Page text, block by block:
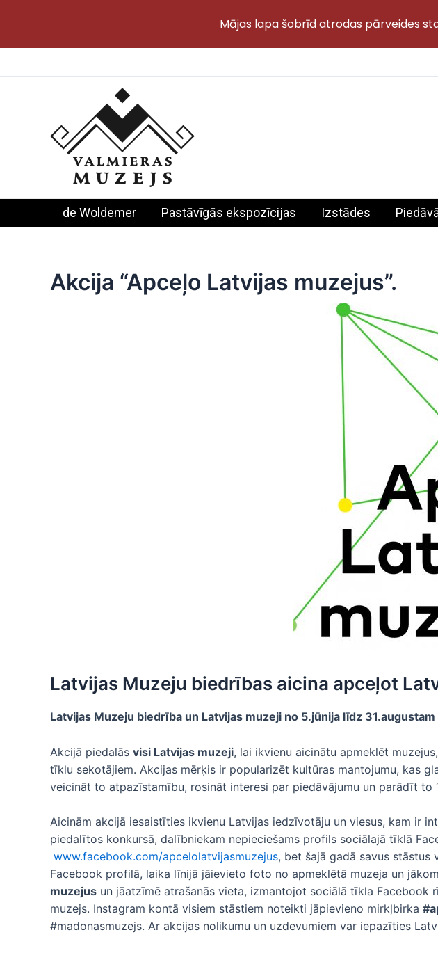
to
de Woldemer Pastāvīgās ekspozīcijas Izstādes
Akcija “Apceļo Latvijas muzejus”.
Latvijas Muzeju biedrības aicina apceļot
Latvijas Muzeju biedrība un Latvijas muzeji no 5.jūnija līdz
Akcijā piedalās visi Latvijas muzeji, lai ikvienu aicinātu apmeklēt
tīklu sekotājiem. Akcijas mērķis ir popularizēt kultūras mantojumu, kas
veicināt to atpazīstamību, rosināt interesi par piedāvājumu un parādīt to
Aicinām akcijā iesaistīties ikvienu Latvijas iedzīvotāju un viesus, kam ir
piedalītos konkursā, dalībniekam nepieciešams profils sociālajā tīklā
www.facebook.com/apcelolatvijasmuzejus, bet šajā gadā savus stāstus
Facebook profilā, laika līnijā jāievieto foto no apmeklētā muzeja un
muzejus un jāatzīmē atrašanās vieta, izmantojot sociālā tīkla Facebook
muzejs. Instagram kontā visiem stāstiem noteikti jāpievieno mirkļbirka
#madonasmuzejs. Ar akcijas nolikumu un uzdevumiem var iepazīties
Mājas lapa šobrīd atrodas pārveides